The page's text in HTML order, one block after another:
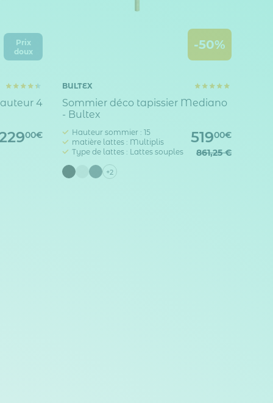
Prix
doux
4
00€
-50%
BULTEX
Sommier déco tapissier Mediano
- Bultex
Hauteur sommier : 15
matière lattes : Multiplis
Type de lattes : Lattes souples
+2
51900€
861,25 €